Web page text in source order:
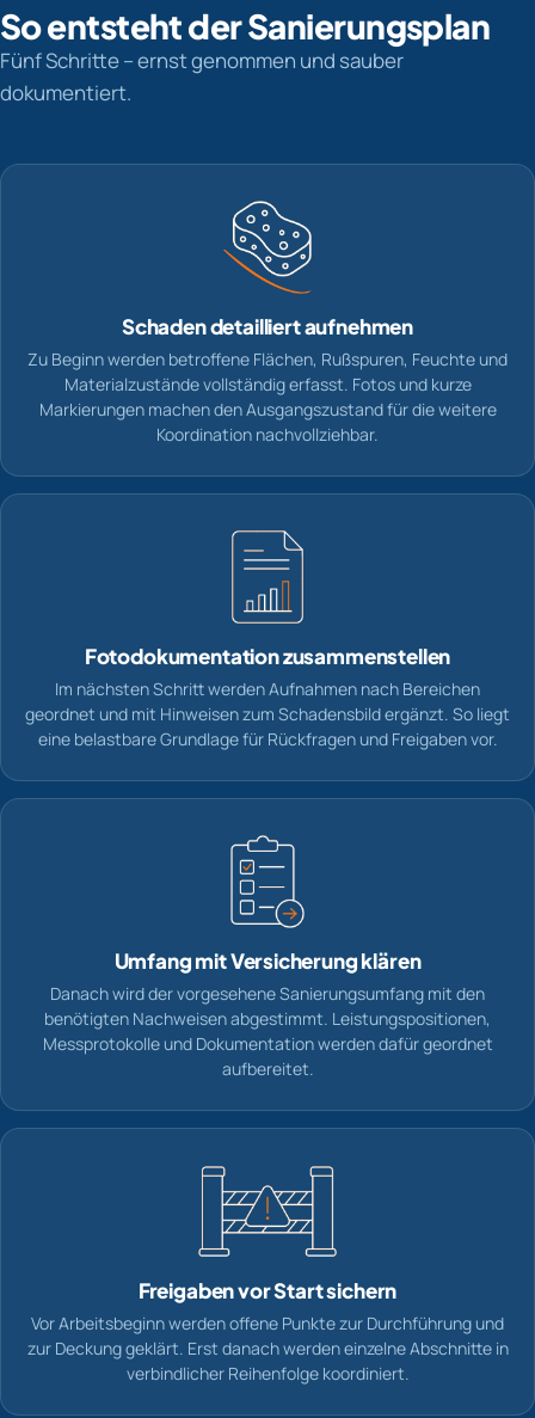
So entsteht der Sanierungsplan
Fünf Schritte – ernst genommen und sauber
dokumentiert.
Schaden detailliert aufnehmen
Zu Beginn werden betroffene Flächen, Rußspuren, Feuchte und
Materialzustände vollständig erfasst. Fotos und kurze
Markierungen machen den Ausgangszustand für die weitere
Koordination nachvollziehbar.
Fotodokumentation zusammenstellen
Im nächsten Schritt werden Aufnahmen nach Bereichen
geordnet und mit Hinweisen zum Schadensbild ergänzt. So liegt
eine belastbare Grundlage für Rückfragen und Freigaben vor.
Umfang mit Versicherung klären
Danach wird der vorgesehene Sanierungsumfang mit den
benötigten Nachweisen abgestimmt. Leistungspositionen,
Messprotokolle und Dokumentation werden dafür geordnet
aufbereitet.
Freigaben vor Start sichern
Vor Arbeitsbeginn werden offene Punkte zur Durchführung und
zur Deckung geklärt. Erst danach werden einzelne Abschnitte in
verbindlicher Reihenfolge koordiniert.